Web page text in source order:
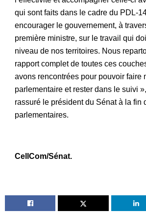
qui sont faits dans le cadre du PDL-
encourager le gouvernement, à
première ministre, sur le travail qui
niveau de nos territoires. Nous
rapport complet de toutes ces
avons rencontrées pour pouvoir faire
parlementaire et rester dans le suivi
rassuré le président du Sénat à la fin
parlementaires.
CellCom/Sénat.